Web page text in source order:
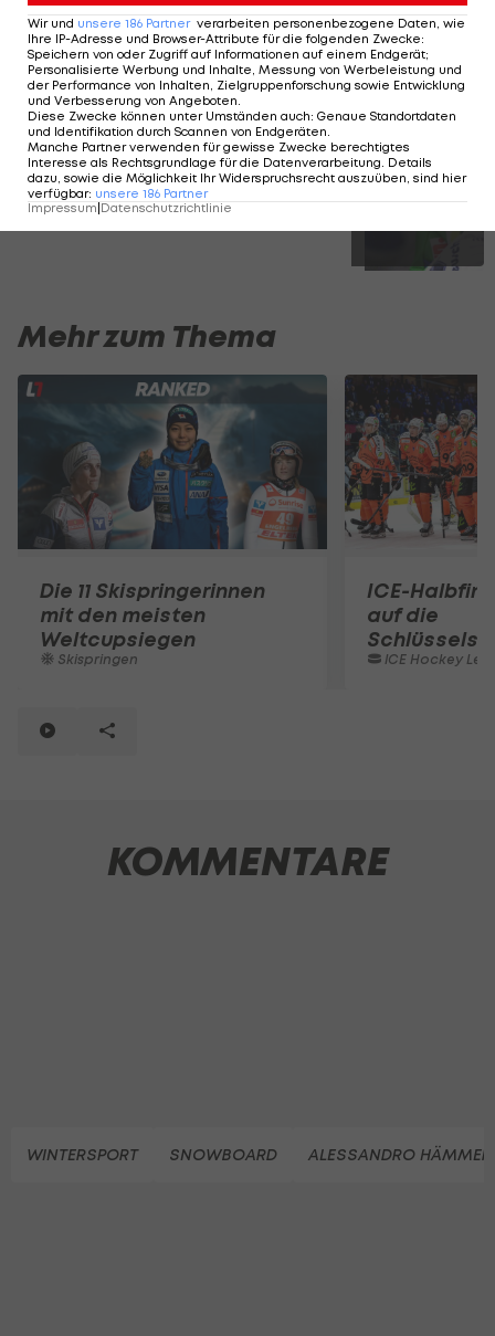
Die einzigartige Karriere des Manuel
Fettner
STARTEN
Mehr zum Thema
Die 11 Skispringerinnen
mit den meisten
Weltcupsiegen
Skispringen
ICE-
auf die
ICE Hockey
KOMMENTARE
WINTERSPORT SNOWBOARD ALESSANDRO
Wir und unsere 186 Partner verarbeiten personenbezogene Daten, wie
Ihre IP-Adresse und Browser-Attribute für die folgenden Zwecke:
Speichern von oder Zugriff auf Informationen auf einem Endgerät;
Personalisierte Werbung und Inhalte, Messung von Werbeleistung und
der Performance von Inhalten, Zielgruppenforschung sowie Entwicklung
und Verbesserung von Angeboten
Diese Zwecke können unter Umständen auch: Genaue Standortdaten
und Identifikation durch Scannen von Endgeräten
Manche Partner verwenden für gewisse Zwecke berechtigtes
Interesse als Rechtsgrundlage für die Datenverarbeitung. Details
dazu, sowie die Möglichkeit Ihr Widerspruchsrecht auszuüben, sind hier
verfügbar: unsere 186 Partner
Impressum|Datenschutzrichtlinie